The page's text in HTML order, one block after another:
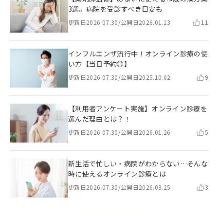
3選。病院を受診すべき目安も
更新日2026.07.30/公開日2026.01.13 11
インフルエンザ流行中！オンライン診療の使
い方【当日予約◎】
更新日2026.07.30/公開日2025.10.02 9
【利用者アンケート実施】オンライン診療を
選んだ理由とは？！
更新日2026.07.30/公開日2026.01.26 5
新生活で忙しい・病院がわからない…そんな
時に使えるオンライン診療とは
更新日2026.07.30/公開日2026.03.25 3